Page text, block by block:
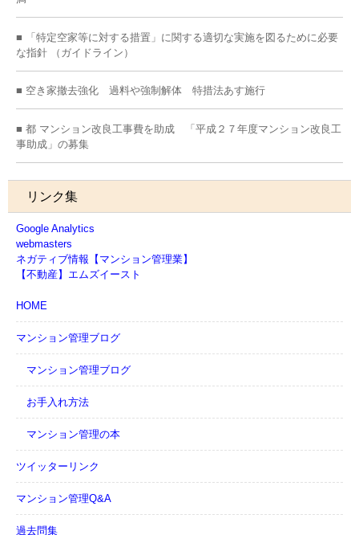
■ 「特定空家等に対する措置」に関する適切な実施を図るために必要
な指針 （ガイドライン）
■ 空き家撤去強化 過料や強制解体 特措法あす施行
■ 都 マンション改良工事費を助成 「平成２７年度マンション改良工
事助成」の募集
リンク集
Google Analytics
webmasters
ネガティブ情報【マンション管理業】
【不動産】エムズイースト
HOME
マンション管理ブログ
マンション管理ブログ
お手入れ方法
マンション管理の本
ツイッターリンク
マンション管理Q&A
過去問集